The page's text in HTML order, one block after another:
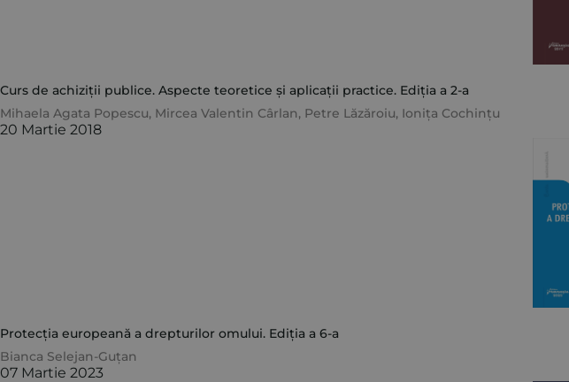
Curs de achiziții publice. Aspecte teoretice și aplicații practice. Ediția a 2-a
Mihaela Agata Popescu, Mircea Valentin Cârlan, Petre Lăzăroiu, Ionița Cochințu
20 Martie 2018
Protecția europeană a drepturilor omului. Ediția a 6-a
Bianca Selejan-Guțan
07 Martie 2023